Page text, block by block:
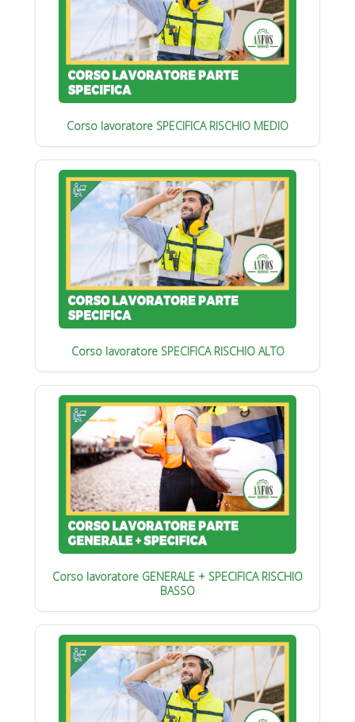
Corso lavoratore SPECIFICA RISCHIO MEDIO
Corso lavoratore SPECIFICA RISCHIO ALTO
Corso lavoratore GENERALE + SPECIFICA RISCHIO
BASSO